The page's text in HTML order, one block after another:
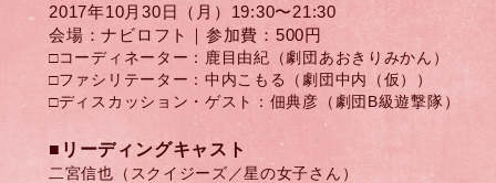
2017年10月30日（月）​19:30〜21:30
会場：ナビロフト｜参加費：500円
□コーディネーター：鹿目由紀（劇団あおきりみかん）
□ファシリテーター：中内こもる（劇団中内（仮））
□ディスカッション・ゲスト：​佃典彦（劇団B級遊撃隊）
​■リーディングキャスト
二宮信也（スクイジーズ／星の女子さん）